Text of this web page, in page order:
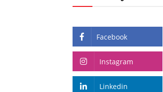
Facebook
Instagram
Linkedin